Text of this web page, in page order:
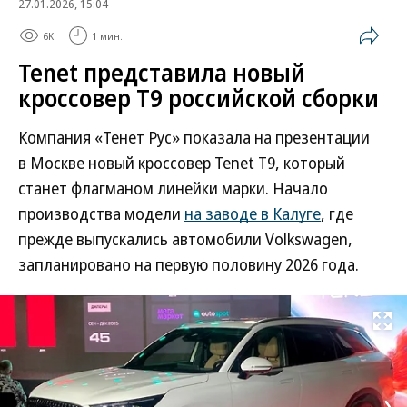
27.01.2026, 15:04
6K 1 мин.
Tenet представила новый
кроссовер T9 российской сборки
Компания «Тенет Рус» показала на презентации
в Москве новый кроссовер Tenet T9, который
станет флагманом линейки марки. Начало
производства модели на заводе в Калуге, где
прежде выпускались автомобили Volkswagen,
запланировано на первую половину 2026 года.
Развернуть